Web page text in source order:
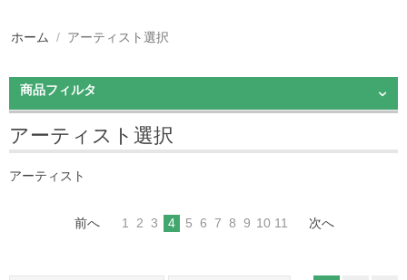
ホーム / アーティスト選択
商品フィルタ
アーティスト選択
アーティスト
前へ 1 2 3 4 5 6 7 8 9 10 11 次へ